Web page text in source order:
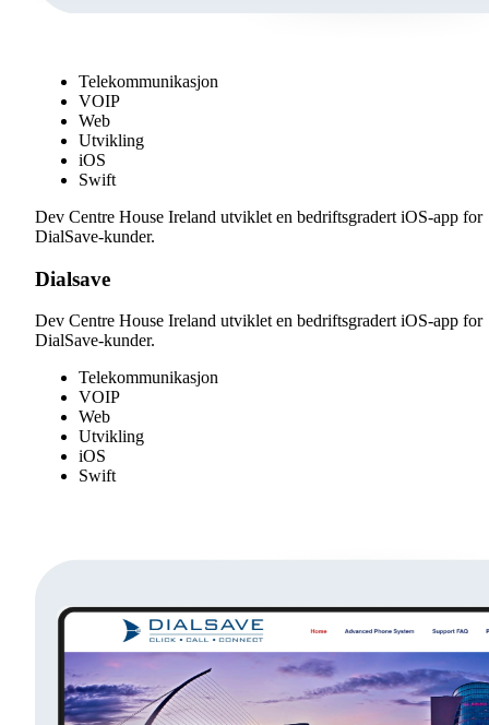
Telekommunikasjon
VOIP
Web
Utvikling
iOS
Swift
Dev Centre House Ireland utviklet en bedriftsgradert iOS-app for
DialSave-kunder.
Dialsave
Dev Centre House Ireland utviklet en bedriftsgradert iOS-app for
DialSave-kunder.
Telekommunikasjon
VOIP
Web
Utvikling
iOS
Swift